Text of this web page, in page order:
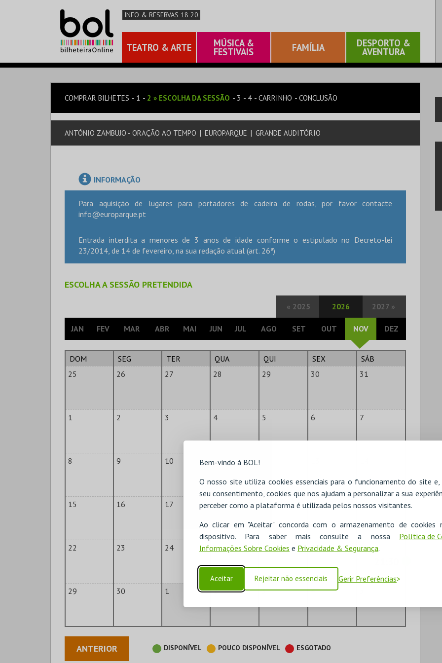
Bem-vindo à BOL!
O nosso site utiliza cookies essenciais para o funcionamento do site
seu consentimento, cookies que nos ajudam a personalizar a sua
perceber como a plataforma é utilizada pelos nossos visitantes.
Ao clicar em "Aceitar" concorda com o armazenamento de cookies
dispositivo. Para saber mais consulte a nossa Política de
Informações Sobre Cookies e Privacidade & Segurança.
Aceitar Rejeitar não essenciais Gerir Preferências
INFO & RESERVAS 18 20
TEATRO & ARTE MÚSICA &
FESTIVAIS FAMÍLIA DESPORTO &
AVENTURA
COMPRAR BILHETES 1 2 » ESCOLHA DA SESSÃO 3 4 CARRINHO CONCLUSÃO
ANTÓNIO ZAMBUJO - ORAÇÃO AO TEMPO | EUROPARQUE | GRANDE AUDITÓRIO
INFORMAÇÃO
Para aquisição de lugares para portadores de cadeira de rodas, por favor contacte
info@europarque.pt
Entrada interdita a menores de 3 anos de idade conforme o estipulado no Decreto-lei
23/2014, de 14 de fevereiro, na sua redação atual (art. 26ª)
ESCOLHA A SESSÃO PRETENDIDA
« 2025 2026 2027 »
JAN FEV MAR ABR MAI JUN JUL AGO SET OUT NOV DEZ
DOM SEG TER QUA QUI SEX
SÁB
25
26 27 28 29 30 31
1 2 3 4 5 6 7
8 9 10 11
15 16 17 18 19 20 21
22 23 24 25 26 27 28
29 30 1 2 3 4
ANTERIOR DISPONÍVEL POUCO DISPONÍVEL ESGOTADO